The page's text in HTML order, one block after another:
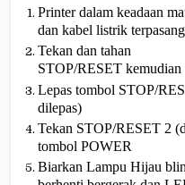
Printer dalam keadaan
dan kabel listrik terpasang
Tekan dan tahan
STOP/RESET kemudian
Lepas tombol STOP/
dilepas)
Tekan STOP/RESET 2
tombol POWER
Biarkan Lampu Hijau